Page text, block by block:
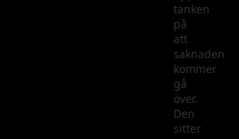
tanken
på
att
saknaden
kommer
gå
över.
Den
sitter